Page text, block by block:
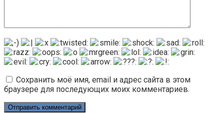
Сохранить моё имя, email и адрес сайта в этом
браузере для последующих моих комментариев.